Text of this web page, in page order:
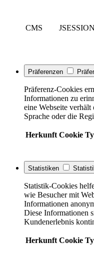
CMS
Präferenzen
Präferenz-Cookies
Informationen zu
eine Webseite
Sprache oder die
Herkunft Cookie
Statistiken
Statistik-Cookies
wie Besucher mit
Informationen
Diese Informationen
Kundenerlebnis
Herkunft Cookie